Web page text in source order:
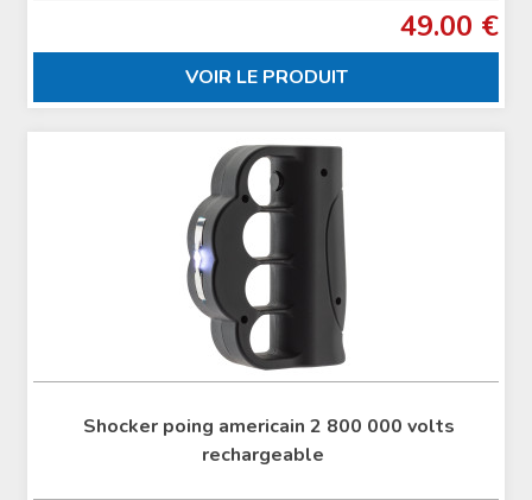
49.00 €
VOIR LE PRODUIT
Shocker poing americain 2 800 000 volts
rechargeable